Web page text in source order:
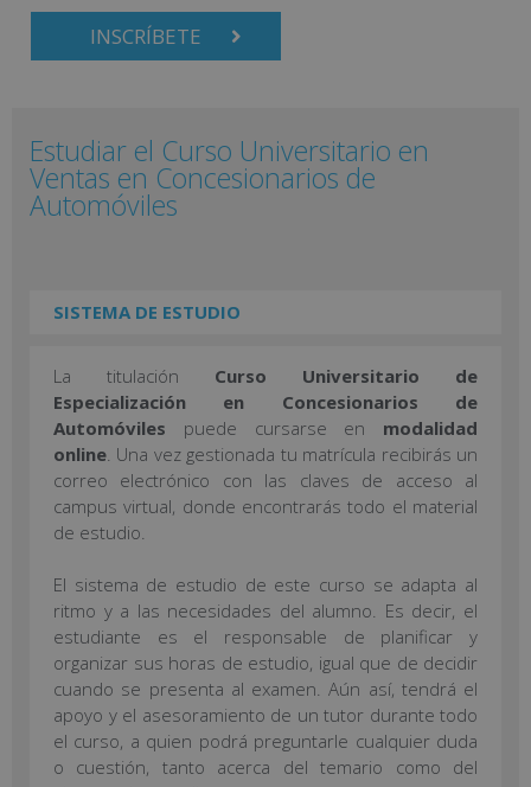
INSCRÍBETE
Estudiar el Curso Universitario en
Ventas en Concesionarios de
Automóviles
SISTEMA DE ESTUDIO
La titulación Curso Universitario de
Especialización en Concesionarios de
Automóviles puede cursarse en modalidad
online . Una vez gestionada tu matrícula recibirás un
correo electrónico con las claves de acceso al
campus virtual, donde encontrarás todo el material
de estudio.
El sistema de estudio de este curso se adapta al
ritmo y a las necesidades del alumno. Es decir, el
estudiante es el responsable de planificar y
organizar sus horas de estudio, igual que de decidir
cuando se presenta al examen. Aún así, tendrá el
apoyo y el asesoramiento de un tutor durante todo
el curso, a quien podrá preguntarle cualquier duda
o cuestión, tanto acerca del temario como del